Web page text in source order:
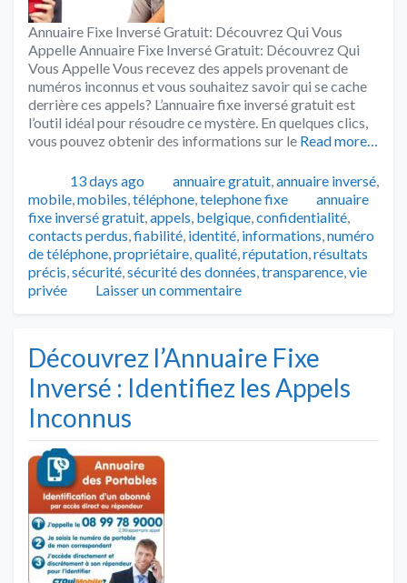
Annuaire Fixe Inversé Gratuit: Découvrez Qui Vous
Appelle Annuaire Fixe Inversé Gratuit: Découvrez Qui
Vous Appelle Vous recevez des appels provenant de
numéros inconnus et vous souhaitez savoir qui se cache
derrière ces appels? L’annuaire fixe inversé gratuit est
l’outil idéal pour résoudre ce mystère. En quelques clics,
vous pouvez obtenir des informations sur le Read more…
Publié13 days ago Catégories
annuaire gratuit,annuaire inversé,
mobile,mobiles,téléphone,telephone fixe Tags
annuaire
fixe inversé gratuit,appels, belgique,confidentialité,
contacts perdus,fiabilité, identité, informations,numéro
de téléphone,propriétaire,qualité,réputation,résultats
précis,sécurité,sécurité des données,transparence,vie
privée
Laisser un commentaire
Découvrez l’Annuaire Fixe
Inversé : Identifiez les Appels
Inconnus